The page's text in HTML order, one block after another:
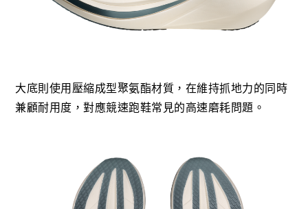
大底則使用壓縮成型聚氨酯材質，在維持抓地力的同時
兼顧耐用度，對應競速跑鞋常見的高速磨耗問題。